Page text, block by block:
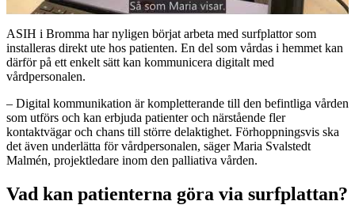
ASIH i Bromma har nyligen börjat arbeta med surfplattor som
installeras direkt ute hos patienten. En del som vårdas i hemmet kan
därför på ett enkelt sätt kan kommunicera digitalt med
vårdpersonalen.
– Digital kommunikation är kompletterande till den befintliga vården
som utförs och kan erbjuda patienter och närstående fler
kontaktvägar och chans till större delaktighet. Förhoppningsvis ska
det även underlätta för vårdpersonalen, säger Maria Svalstedt
Malmén, projektledare inom den palliativa vården.
Vad kan patienterna göra via surfplattan?